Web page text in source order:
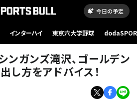
今日の予定
インターハイ 東京六大学野球
ンガンズ滝沢、ゴールデン
し方をアドバイス！